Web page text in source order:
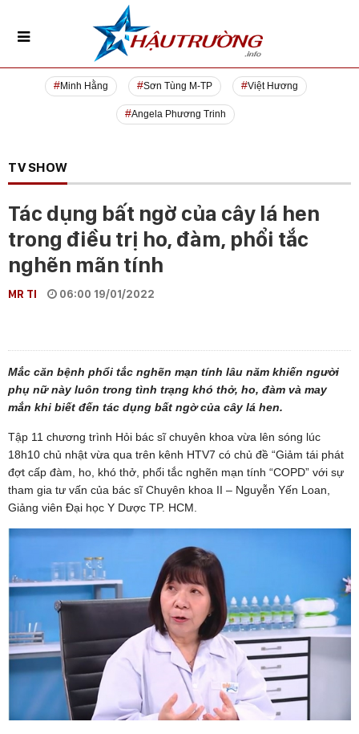
Minh Hằng Sơn Tùng M-TP Việt Hương
Angela Phương Trinh
TV SHOW
Tác dụng bất ngờ của cây lá hen
trong điều trị ho, đàm, phổi tắc
nghẽn mãn tính
MR TI 06:00 19/01/2022
Mắc căn bệnh phổi tắc nghẽn mạn tính lâu năm khiến người
phụ nữ này luôn trong tình trạng khó thở, ho, đàm và may
mắn khi biết đến tác dụng bất ngờ của cây lá hen.
Tập 11 chương trình Hỏi bác sĩ chuyên khoa vừa lên sóng lúc
18h10 chủ nhật vừa qua trên kênh HTV7 có chủ đề “Giảm tái phát
đợt cấp đàm, ho, khó thở, phổi tắc nghẽn mạn tính “COPD” với sự
tham gia tư vấn của bác sĩ Chuyên khoa II – Nguyễn Yến Loan,
Giảng viên Đại học Y Dược TP. HCM.